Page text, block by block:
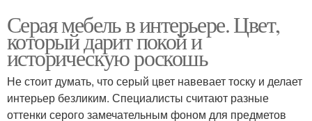
Серая мебель в интерьере. Цвет,
который дарит покой и
историческую роскошь
Не стоит думать, что серый цвет навевает тоску и делает
интерьер безликим. Специалисты считают разные
оттенки серого замечательным фоном для предметов